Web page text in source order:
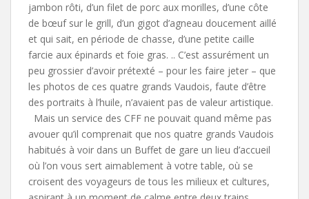
jambon rôti, d’un filet de porc aux morilles, d’une côte
de bœuf sur le grill, d’un gigot d’agneau doucement aillé
et qui sait, en période de chasse, d’une petite caille
farcie aux épinards et foie gras. .. C’est assurément un
peu grossier d’avoir prétexté – pour les faire jeter – que
les photos de ces quatre grands Vaudois, faute d’être
des portraits à l’huile, n’avaient pas de valeur artistique.
Mais un service des CFF ne pouvait quand même pas
avouer qu’il comprenait que nos quatre grands Vaudois
habitués à voir dans un Buffet de gare un lieu d’accueil
où l’on vous sert aimablement à votre table, où se
croisent des voyageurs de tous les milieux et cultures,